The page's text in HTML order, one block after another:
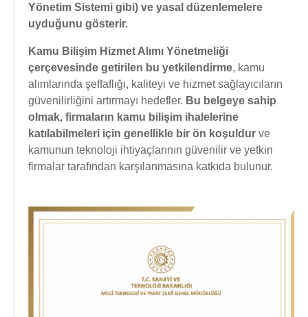
Yönetim Sistemi gibi) ve yasal düzenlemelere
uyduğunu gösterir.
Kamu Bilişim Hizmet Alımı Yönetmeliği
çerçevesinde getirilen bu yetkilendirme, kamu
alımlarında şeffaflığı, kaliteyi ve hizmet sağlayıcıların
güvenilirliğini artırmayı hedefler. Bu belgeye sahip
olmak, firmaların kamu bilişim ihalelerine
katılabilmeleri için genellikle bir ön koşuldur ve
kamunun teknoloji ihtiyaçlarının güvenilir ve yetkin
firmalar tarafından karşılanmasına katkıda bulunur.